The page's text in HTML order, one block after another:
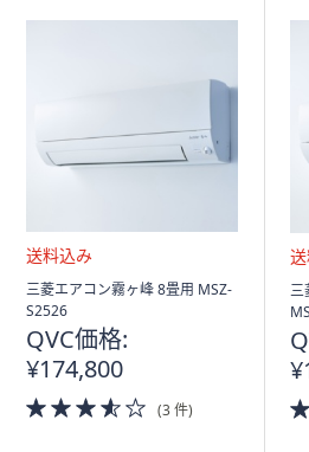
送
料
み
三菱エアコン霧ヶ峰 8畳用 MSZ-
S2526
QVC価格:
¥174,800
3.5
of
(3 件)
送
料
み
三